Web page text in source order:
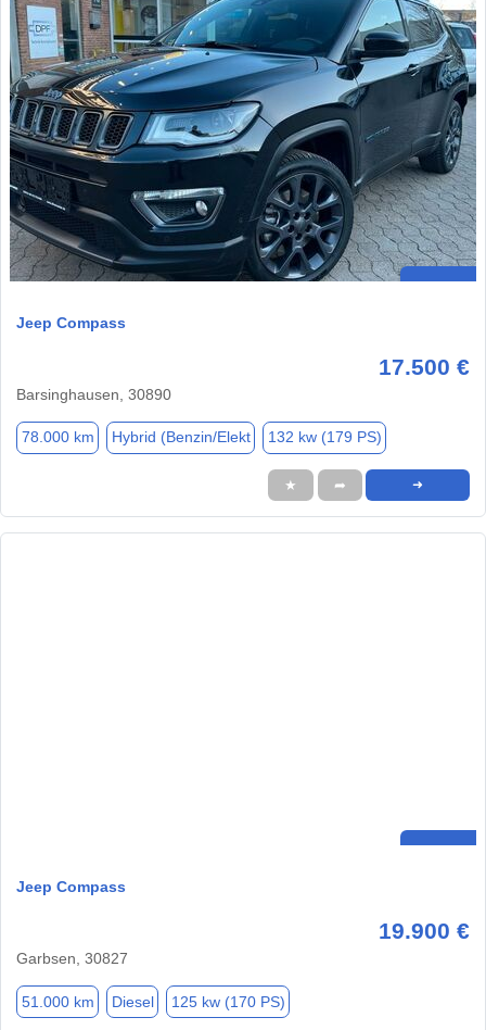
Jeep Compass
17.500 €
Barsinghausen, 30890
78.000 km Hybrid (Benzin/Elekt 132 kw (179 PS)
★ ➦ ➜
Jeep Compass
19.900 €
Garbsen, 30827
51.000 km Diesel 125 kw (170 PS)